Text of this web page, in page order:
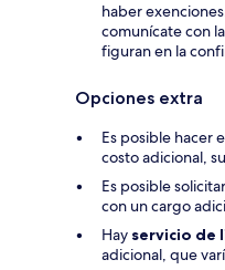
haber
comunícate con
figuran en la
Opciones extra
Es posible hacer
costo adicional,
Es posible
con un cargo
Hay servicio de
adicional, que